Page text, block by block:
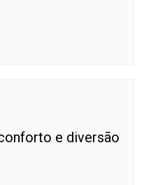
e diversão